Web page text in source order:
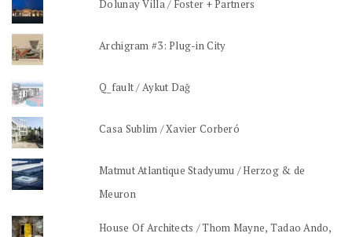
Dolunay Villa / Foster + Partners
Archigram #3: Plug-in City
Q_fault / Aykut Dağ
Casa Sublim / Xavier Corberó
Matmut Atlantique Stadyumu / Herzog & de
Meuron
House Of Architects / Thom Mayne, Tadao Ando,